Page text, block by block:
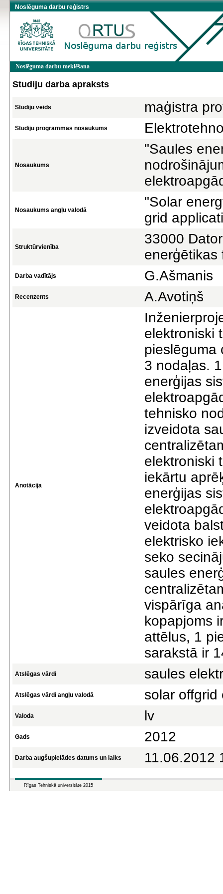
Noslēguma darbu reģistrs
Noslēguma darbu meklēšana
Studiju darba apraksts
Studiju veids maģistra
Studiju programmas nosaukums
Nosaukums
"Saules
Nosaukums angļu valodā
"Solar
grid
Struktūrvienība
33000
enerģētikas
Darba vadītājs G.Ašmanis
Recenzents A.Avotiņš
Anotācija
elektroniski
pieslēguma
3 nodaļas.
enerģijas
tehnisko
izveidota
elektroniski
iekārtu
enerģijas
veidota
elektrisko
seko
saules
vispārīga
kopapjoms
attēlus, 1
sarakstā ir
Atslēgas vārdi saules
Atslēgas vārdi angļu valodā solar offgrid
Valoda lv
Gads 2012
Darba augšupielādes datums un laiks 11.06.2012
Rīgas Tehniskā universitāte 2015